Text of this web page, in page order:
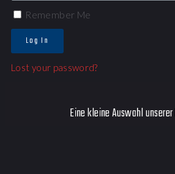
Remember Me
Log In
Lost your password?
Eine kleine Auswahl